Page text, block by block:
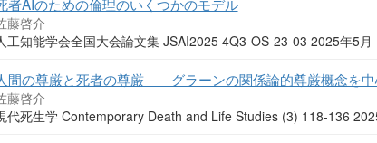
藤啓介
工知能学会全国大会論文集 JSAI2025 4Q3-OS-23-03 2025年5月
間の尊厳と死者の尊厳――グラーンの関係論的尊厳概念を中
藤啓介
代死生学 Contemporary Death and Life Studies (3) 118-136